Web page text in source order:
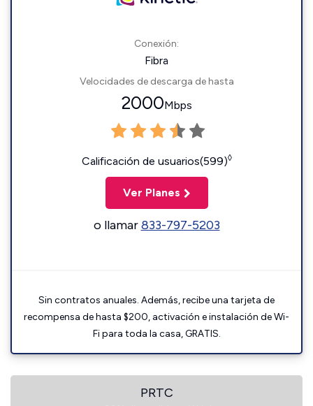
Conexión:
Fibra
Velocidades de descarga de hasta
2000Mbps
Calificación de usuarios(599)◊
Ver Planes
o llamar833-797-5203
Sin contratos anuales. Además, recibe una tarjeta de
recompensa de hasta $200, activación e instalación de Wi-
Fi para toda la casa, GRATIS.
PRTC